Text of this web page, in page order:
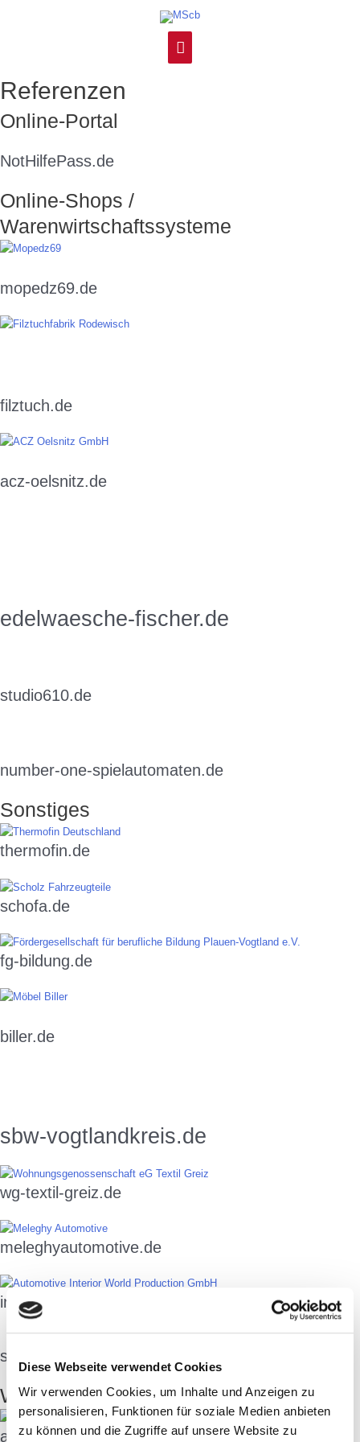
Diese Webseite verwendet Cookies
Wir verwenden Cookies, um Inhalte und Anzeigen zu
personalisieren, Funktionen für soziale Medien anbieten
zu können und die Zugriffe auf unsere Website zu
Hauptmenü
Referenzen
Online-Portal
NotHilfePass.de
Online-Shops /
Warenwirtschaftssysteme
mopedz69.de
filztuch.de
acz-oelsnitz.de
edelwaesche-fischer.de
studio610.de
number-one-spielautomaten.de
Sonstiges
thermofin.de
schofa.de
fg-bildung.de
biller.de
sbw-vogtlandkreis.de
wg-textil-greiz.de
meleghyautomotive.de
interior-world.com
sporn-transporte.de
Webseiten
areal-24.de